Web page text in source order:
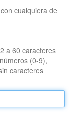
cualquiera de
a 60 caracteres
(0-9),
caracteres